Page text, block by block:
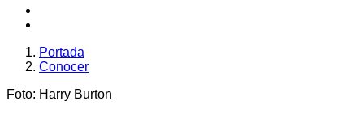
Portada
Conocer
Foto: Harry Burton